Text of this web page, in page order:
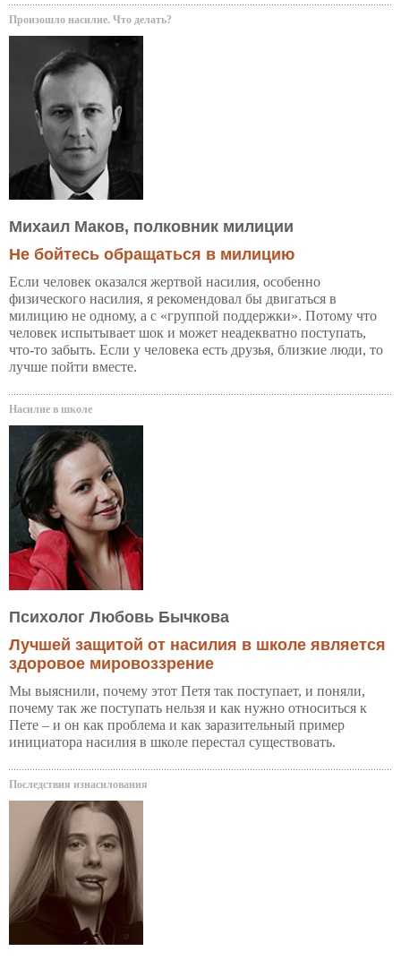
Произошло насилие. Что делать?
Михаил Маков, полковник милиции
Не бойтесь обращаться в милицию
Если человек оказался жертвой насилия, особенно
физического насилия, я рекомендовал бы двигаться в
милицию не одному, а с «группой поддержки». Потому что
человек испытывает шок и может неадекватно поступать,
что-то забыть. Если у человека есть друзья, близкие люди, то
лучше пойти вместе.
Насилие в школе
Психолог Любовь Бычкова
Лучшей защитой от насилия в школе является
здоровое мировоззрение
Мы выяснили, почему этот Петя так поступает, и поняли,
почему так же поступать нельзя и как нужно относиться к
Пете – и он как проблема и как заразительный пример
инициатора насилия в школе перестал существовать.
Последствия изнасилования